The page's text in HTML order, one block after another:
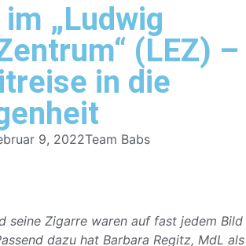
„Ludwig
(LEZ) –
in die
9, 2022Team Babs
seine Zigarre waren auf fast jedem Bild
dazu hat Barbara Regitz, MdL als